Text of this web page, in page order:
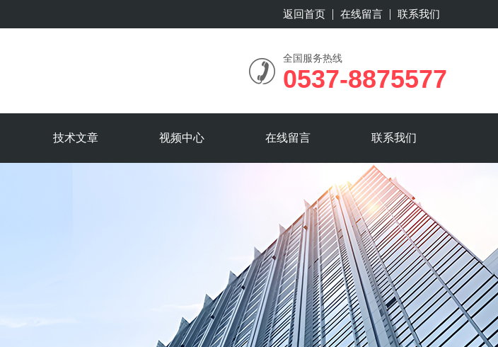
返回首页 在线留言 联系我们
全国服务热线
0537-8875577
技术文章 视频中心 在线留言 联系我们